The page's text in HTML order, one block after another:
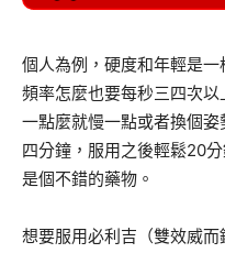
個人為例，硬度和年輕是
頻率怎麼也要每秒三四次
一點麼就慢一點或者換個
四分鐘，服用之後輕鬆20
是個不錯的藥物。
想要服用必利吉（雙效威